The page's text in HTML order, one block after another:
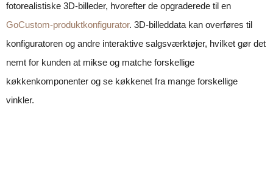
fotorealistiske 3D-billeder, hvorefter de opgraderede til en
GoCustom-produktkonfigurator. 3D-billeddata kan overføres til
konfiguratoren og andre interaktive salgsværktøjer, hvilket gør det
nemt for kunden at mikse og matche forskellige
køkkenkomponenter og se køkkenet fra mange forskellige
vinkler.